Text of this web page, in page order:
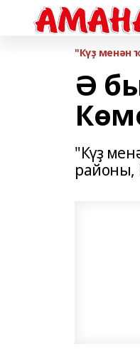
"Күҙ менән
Ә
"Күҙ
районы,